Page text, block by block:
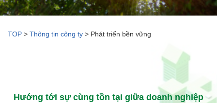
TOP > Thông tin công ty > Phát triển bền vững
Hướng tới sự cùng tồn tại giữa doanh nghiệp